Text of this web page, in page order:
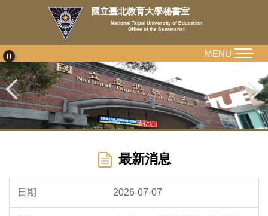
要
內
容
區
國立臺北教育大學秘書室
National Taipei University of Education
Office of the Secretariat
MENU
最新消息
2026-07-07